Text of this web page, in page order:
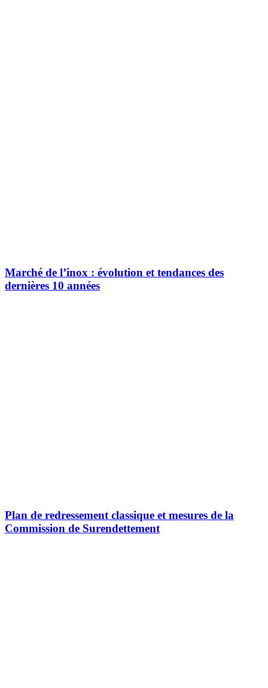
Marché de l’inox : évolution et tendances des
dernières 10 années
Plan de redressement classique et mesures de la
Commission de Surendettement